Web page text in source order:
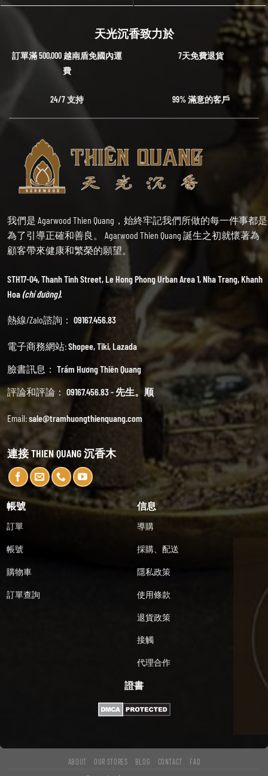
天光沉香致力於
訂單滿 500,000 越南盾免國內運
費
7天免費退貨
24/7 支持 99% 滿意的客戶
我們是 Agarwood Thien Quang，始終牢記我們所做的每一件事都是
為了引導正確和善良。 Agarwood Thien Quang 誕生之初就懷著為
顧客帶來健康和繁榮的願望。
STH17-04, Thanh Tinh Street, Le Hong Phong Urban Area 1, Nha Trang, Khanh
Hoa(chỉ đường).
熱線/Zalo諮詢： 09167.456.83
電子商務網站:Shopee,Tiki,Lazada
臉書訊息： Trầm Hương Thiên Quang
評論和評論： 09167.456.83 - 先生。顺
Email:sale@tramhuongthienquang.com
連接 THIEN QUANG 沉香木
帳號
訂單
帳號
購物車
訂單查詢
信息
導購
採購、配送
隱私政策
使用條款
退貨政策
接觸
代理合作
證書
ABOUT OUR STORES BLOG CONTACT FAQ